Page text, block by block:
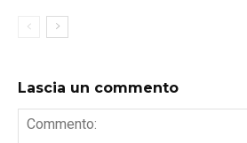
Lascia un commento